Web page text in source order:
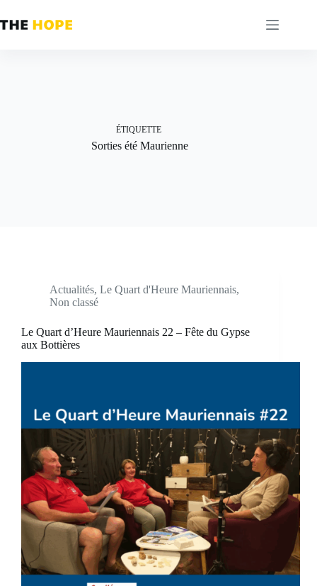
au
contenu
ÉTIQUETTE
Sorties été Maurienne
Actualités, Le Quart d'Heure Mauriennais,
Non classé
Le Quart d’Heure Mauriennais 22 – Fête du Gypse
aux Bottières